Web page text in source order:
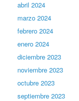
abril 2024
marzo 2024
febrero 2024
enero 2024
diciembre 2023
noviembre 2023
octubre 2023
septiembre 2023